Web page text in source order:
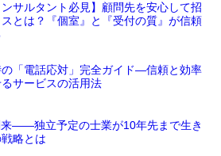
ンサルタント必見】顧問先を安心して招
とは？『個室』と『受付の質』が信頼
「電話応対」完全ガイド―信頼と効率
サービスの活用法
――独立予定の士業が10年先まで生き
略とは